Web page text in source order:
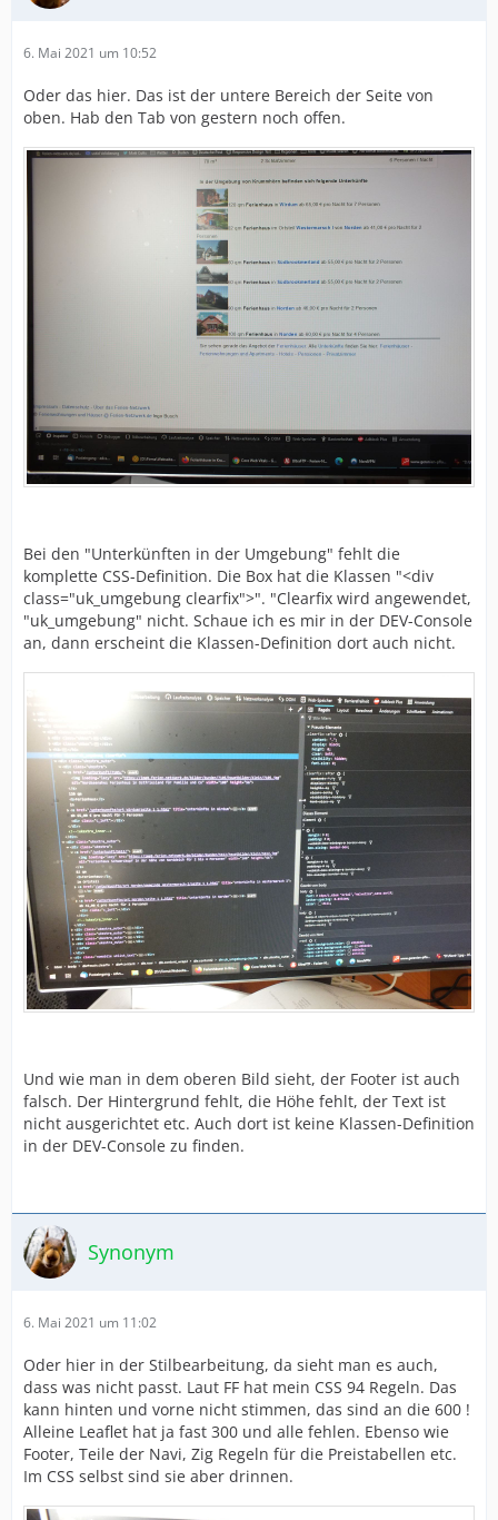
6. Mai 2021 um 10:52
Oder das hier. Das ist der untere Bereich der Seite von
oben. Hab den Tab von gestern noch offen.
Bei den "Unterkünften in der Umgebung" fehlt die
komplette CSS-Definition. Die Box hat die Klassen "<div
class="uk_umgebung clearfix">". "Clearfix wird angewendet,
"uk_umgebung" nicht. Schaue ich es mir in der DEV-Console
an, dann erscheint die Klassen-Definition dort auch nicht.
Und wie man in dem oberen Bild sieht, der Footer ist auch
falsch. Der Hintergrund fehlt, die Höhe fehlt, der Text ist
nicht ausgerichtet etc. Auch dort ist keine Klassen-Definition
in der DEV-Console zu finden.
Synonym
6. Mai 2021 um 11:02
Oder hier in der Stilbearbeitung, da sieht man es auch,
dass was nicht passt. Laut FF hat mein CSS 94 Regeln. Das
kann hinten und vorne nicht stimmen, das sind an die 600 !
Alleine Leaflet hat ja fast 300 und alle fehlen. Ebenso wie
Footer, Teile der Navi, Zig Regeln für die Preistabellen etc.
Im CSS selbst sind sie aber drinnen.